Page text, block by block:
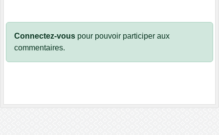
Connectez-vous pour pouvoir participer aux
commentaires.